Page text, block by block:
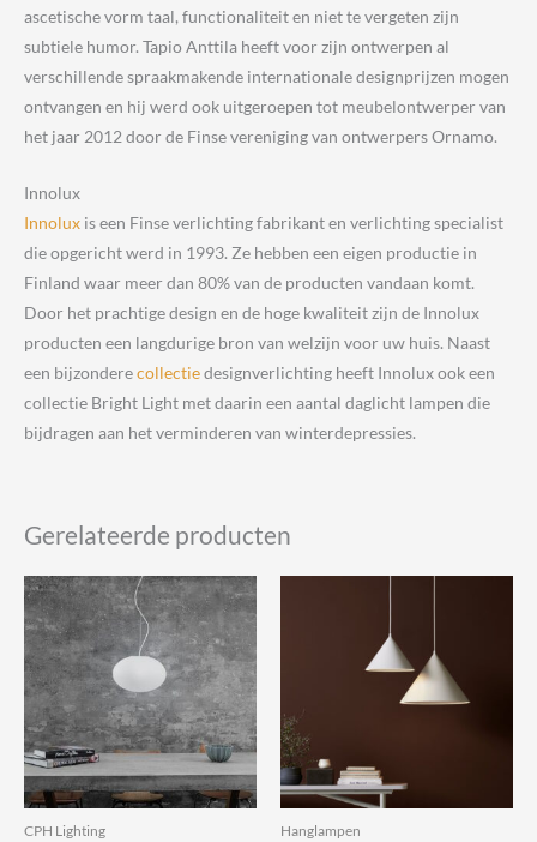
ascetische vorm taal, functionaliteit en niet te vergeten zijn
subtiele humor. Tapio Anttila heeft voor zijn ontwerpen al
verschillende spraakmakende internationale designprijzen mogen
ontvangen en hij werd ook uitgeroepen tot meubelontwerper van
het jaar 2012 door de Finse vereniging van ontwerpers Ornamo.
Innolux
Innolux is een Finse verlichting fabrikant en verlichting specialist
die opgericht werd in 1993. Ze hebben een eigen productie in
Finland waar meer dan 80% van de producten vandaan komt.
Door het prachtige design en de hoge kwaliteit zijn de Innolux
producten een langdurige bron van welzijn voor uw huis. Naast
een bijzonderecollectiedesignverlichting heeft Innolux ook een
collectie Bright Light met daarin een aantal daglicht lampen die
bijdragen aan het verminderen van winterdepressies.
Gerelateerde producten
CPH Lighting Hanglampen